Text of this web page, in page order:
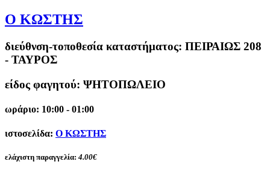
Ο ΚΩΣΤΗΣ
διεύθνση-τοποθεσία καταστήματος: ΠΕΙΡΑΙΩΣ 208
- ΤΑΥΡΟΣ
είδος φαγητού: ΨΗΤΟΠΩΛΕΙΟ
ωράριο: 10:00 - 01:00
ιστοσελίδα: Ο ΚΩΣΤΗΣ
ελάχιστη παραγγελία: 4.00€